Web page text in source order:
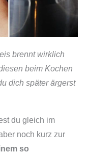
brennt wirklich
beim Kochen
dich später ärgerst
du gleich im
noch kurz zur
so